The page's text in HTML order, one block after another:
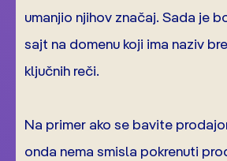
umanjio njihov značaj. Sada je
sajt na domenu koji ima naziv
ključnih reči.
Na primer ako se bavite
onda nema smisla pokrenuti